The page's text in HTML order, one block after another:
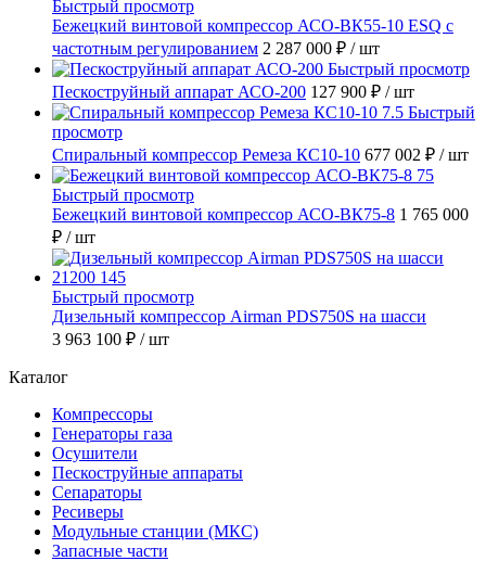
Быстрый просмотр
Бежецкий винтовой компрессор АСО-ВК55-10 ESQ с
частотным регулированием 2 287 000 ₽ / шт
Быстрый просмотр
Пескоструйный аппарат АСО-200 127 900 ₽ / шт
Быстрый
просмотр
Спиральный компрессор Ремеза КС10-10 677 002 ₽ / шт
Быстрый просмотр
Бежецкий винтовой компрессор АСО-ВК75-8 1 765 000
₽ / шт
Быстрый просмотр
Дизельный компрессор Airman PDS750S на шасси
3 963 100 ₽ / шт
Каталог
Компрессоры
Генераторы газа
Осушители
Пескоструйные аппараты
Сепараторы
Ресиверы
Модульные станции (МКС)
Запасные части